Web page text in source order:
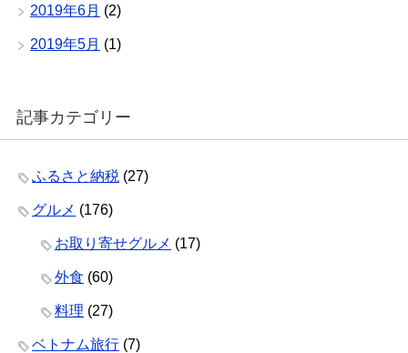
2019年6月 (2)
2019年5月 (1)
記事カテゴリー
ふるさと納税 (27)
グルメ (176)
お取り寄せグルメ (17)
外食 (60)
料理 (27)
ベトナム旅行 (7)